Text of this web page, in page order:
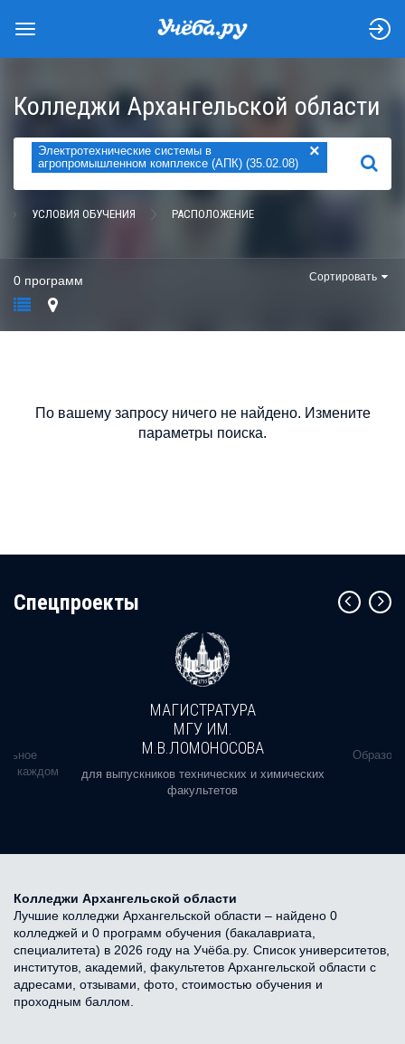
Колледжи Архангельской области
Электротехнические системы в
агропромышленном комплексе (АПК) (35.02.08)
×
НАЙТИ
УСЛОВИЯ ОБУЧЕНИЯ РАСПОЛОЖЕНИЕ
0 программ Сортировать
По вашему запросу ничего не найдено. Измените
параметры поиска.
Cпецпроекты
в каждом
МАГИСТРАТУРА
МГУ ИМ.
М.В.ЛОМОНОСОВА
для выпускников технических и химических
факультетов
Колледжи Архангельской области
Лучшие колледжи Архангельской области – найдено 0
колледжей и 0 программ обучения (бакалавриата,
специалитета) в 2026 году на Учёба.ру. Список университетов,
институтов, академий, факультетов Архангельской области с
адресами, отзывами, фото, стоимостью обучения и
проходным баллом.